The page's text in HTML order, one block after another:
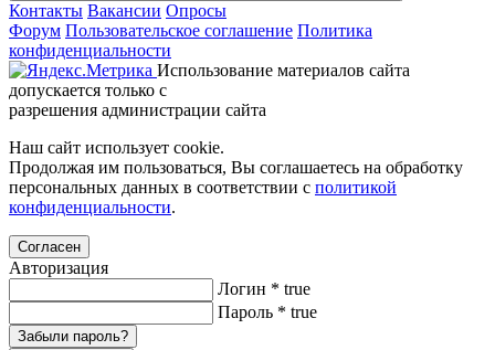
Контакты Вакансии Опросы
Форум Пользовательское соглашение Политика
конфиденциальности
Использование материалов сайта
допускается только с
разрешения администрации сайта
Наш сайт использует cookie.
Продолжая им пользоваться, Вы соглашаетесь на обработку
персональных данных в соответствии с политикой
конфиденциальности.
Согласен
Авторизация
Логин * true
Пароль * true
Забыли пароль?